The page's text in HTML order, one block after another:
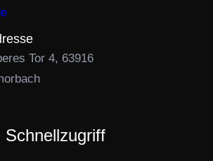
Tor 4, 63916
Schnellzugriff